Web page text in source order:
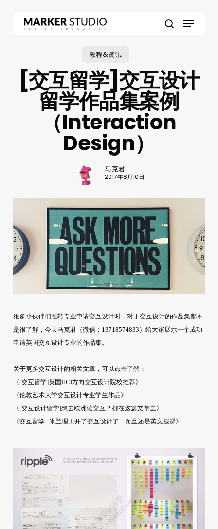
Menu
教程&资讯
[交互留学]交互设计
留学作品集案例
（Interaction
Design）
马克君
2017年8月10日
很多小伙伴们在转专业申请交互设计时，对于交互设计的作品集都不
是很了解，今天马克君（微信：13718574833）给大家展示一个成功
申请英国交互设计专业的作品集。
关于更多交互设计的相关文章，可以点击了解：
《[交互留学]英国HCI方向交互设计院校推荐》
《伦敦艺术大学交互设计专业学生作品》
《[交互设计留学]想去欧洲读交互？都在这篇文章里》
《交互留学 | 米兰理工开了交互设计了，而且还是英文授课》